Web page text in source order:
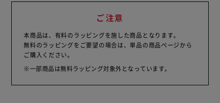
ご注意
本商品は、有料のラッピングを施した商品となります。
無料のラッピングをご要望の場合は、単品の商品ページから
ご購入ください。
※一部商品は無料ラッピング対象外となっています。